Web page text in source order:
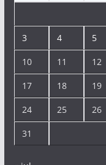
3 4 5
10 11 12
17 18 19
24 25 26
31